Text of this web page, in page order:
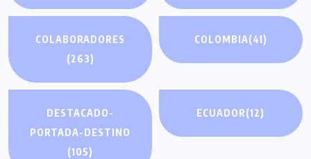
COLABORADORES
(263)
COLOMBIA(41)
DESTACADO-
PORTADA-DESTINO
(105)
ECUADOR(12)